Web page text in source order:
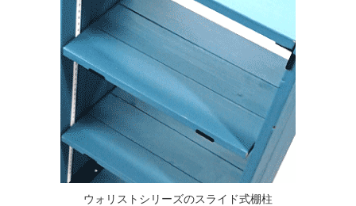
ウォリストシリーズのスライド式棚柱